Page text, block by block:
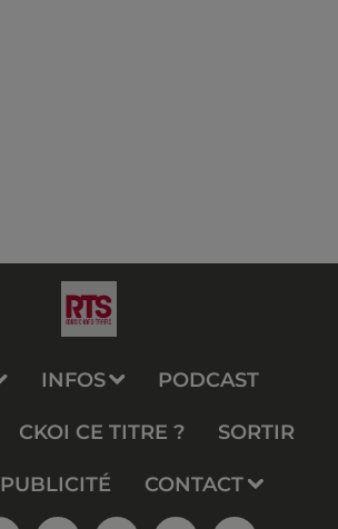
INFOS PODCAST
CKOI CE TITRE ? SORTIR
PUBLICITÉ CONTACT